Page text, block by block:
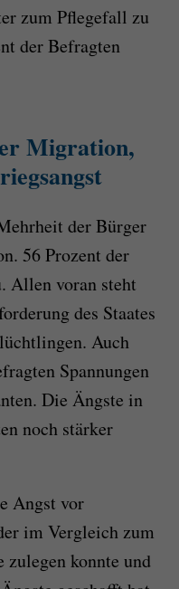
zum Pflegefall zu
der Befragten
Migration,
der Bürger
56 Prozent der
Allen voran steht
des Staates
Auch
Spannungen
Die Ängste in
noch stärker
Angst vor
im Vergleich zum
konnte und